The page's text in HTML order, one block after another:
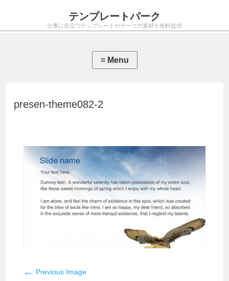
テンプレートパーク
仕事に役立つテンプレートやテーマの素材を無料提供
presen-theme082-2
← Previous Image